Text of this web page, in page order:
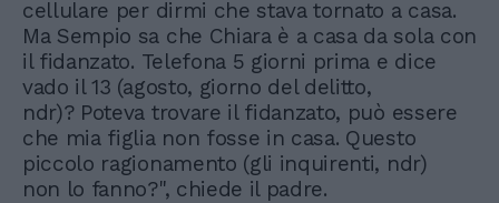
cellulare per dirmi che stava tornato a casa.
Ma Sempio sa che Chiara è a casa da sola con
il fidanzato. Telefona 5 giorni prima e dice
vado il 13 (agosto, giorno del delitto,
ndr)? Poteva trovare il fidanzato, può essere
che mia figlia non fosse in casa. Questo
piccolo ragionamento (gli inquirenti, ndr)
non lo fanno?", chiede il padre.